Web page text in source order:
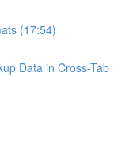
(17:54)
Data in Cross-Tab